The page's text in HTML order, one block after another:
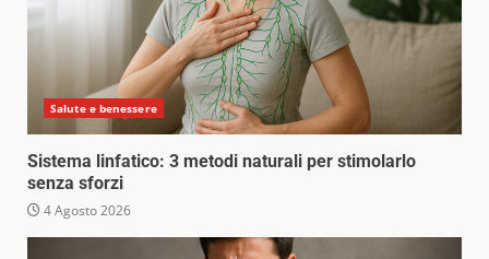
Salute e benessere
Sistema linfatico: 3 metodi naturali per stimolarlo
senza sforzi
4 Agosto 2026